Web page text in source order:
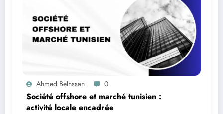
Ahmed Belhssan 0
Société offshore et marché tunisien :
activité locale encadrée